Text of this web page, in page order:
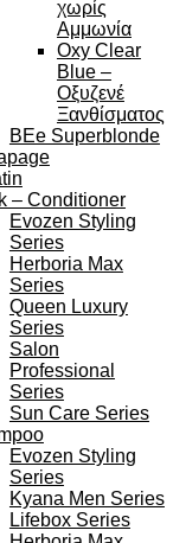
χωρίς
Αμμωνία
Oxy Clear
Blue –
Οξυζενέ
Ξανθίσματος
BEe Superblonde
– Conditioner
Evozen Styling
Series
Herboria Max
Series
Queen Luxury
Series
Salon
Professional
Series
Sun Care Series
Evozen Styling
Series
Kyana Men Series
Lifebox Series